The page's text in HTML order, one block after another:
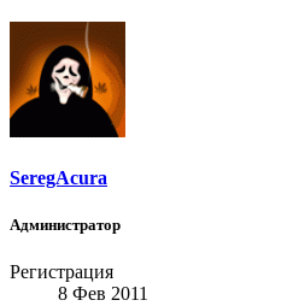
SeregAcura
Администратор
Регистрация
8 Фев 2011